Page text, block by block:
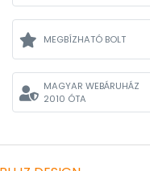
MEGBÍZHATÓ BOLT
MAGYAR WEBÁRUHÁZ
2010 ÓTA